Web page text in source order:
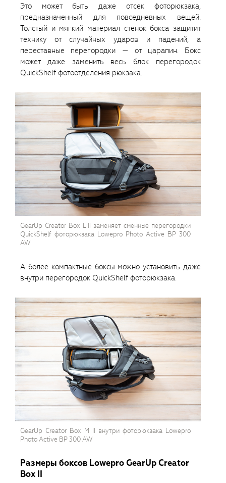
Это может быть даже отсек фоторюкзака,
предназначенный для повседневных вещей.
Толстый и мягкий материал стенок бокса защитит
технику от случайных ударов и падений, а
переставные перегородки — от царапин. Бокс
может даже заменить весь блок перегородок
QuickShelf фотоотделения рюкзака.
GearUp Creator Box L II заменяет сменные перегородки
QuickShelf фоторюкзака Lowepro Photo Active BP 300
AW
А более компактные боксы можно установить даже
внутри перегородок QuickShelf фоторюкзака.
GearUp Creator Box M II внутри фоторюкзака Lowepro
Photo Active BP 300 AW
Размеры боксов Lowepro GearUp Creator
Box II